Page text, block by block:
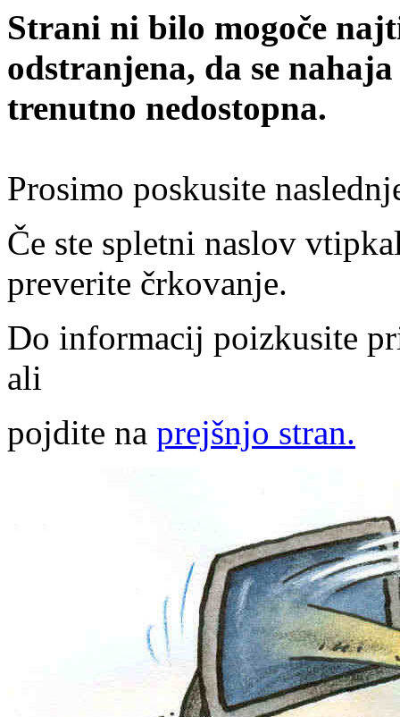
Strani ni bilo mogoče
odstranjena, da se
trenutno nedostopna.
Prosimo poskusite
Če ste spletni naslov
preverite črkovanje.
Do informacij poizkusite
ali
pojdite na prejšnjo stran.